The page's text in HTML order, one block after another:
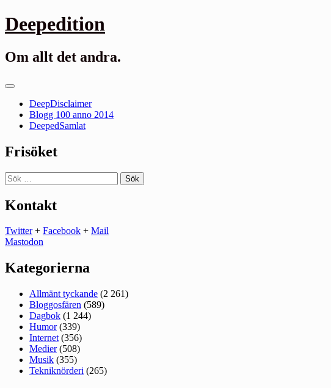
Gå
till
Deepedition
Om allt det andra.
Primär
DeepDisclaimer
Blogg 100 anno 2014
DeepedSamlat
Frisöket
Sök
efter:
Kontakt
Twitter+ Facebook + Mail
Mastodon
Kategorierna
Allmänt tyckande (2 261)
Bloggosfären (589)
Dagbok (1 244)
Humor(339)
Internet (356)
Medier(508)
Musik (355)
Tekniknörderi (265)